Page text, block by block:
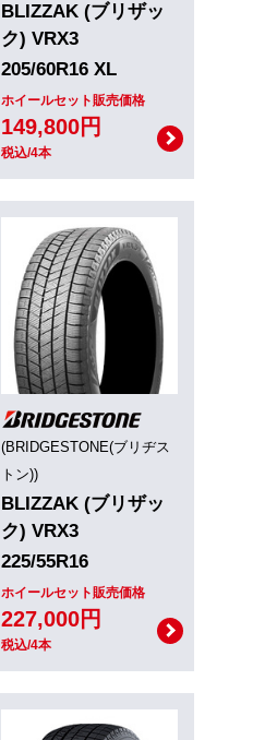
BLIZZAK (ブリザッ
ク) VRX3
205/60R16 XL
ホイールセット販売価格
149,800円
税込/4本
(BRIDGESTONE(ブリヂス
トン))
BLIZZAK (ブリザッ
ク) VRX3
225/55R16
ホイールセット販売価格
227,000円
税込/4本